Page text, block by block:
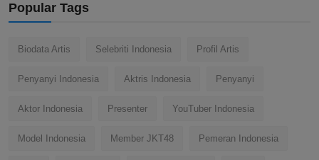
Popular Tags
Biodata Artis Selebriti Indonesia Profil Artis
Penyanyi Indonesia Aktris Indonesia Penyanyi
Aktor Indonesia Presenter YouTuber Indonesia
Model Indonesia Member JKT48 Pemeran Indonesia